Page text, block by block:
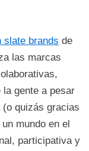
slate brands de
las marcas
gente a pesar
quizás gracias
mundo en el
participativa y